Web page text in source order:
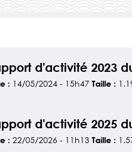
d'activité 2023
: 14/05/2024 - 15h47 Taille :
d'activité 2025
: 22/05/2026 - 11h13 Taille :